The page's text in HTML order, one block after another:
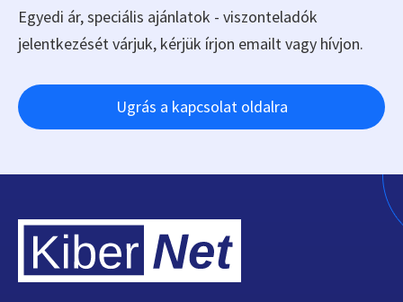
Egyedi ár, speciális ajánlatok - viszonteladók
jelentkezését várjuk, kérjük írjon emailt vagy hívjon.
Ugrás a kapcsolat oldalra